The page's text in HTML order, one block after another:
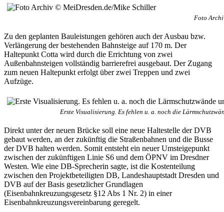
Foto
Zu den geplanten Bauleistungen gehören auch der Ausbau bzw.
Verlängerung der bestehenden Bahnsteige auf 170 m. Der
Haltepunkt Cotta wird durch die Errichtung von zwei
Außenbahnsteigen vollständig barrierefrei ausgebaut. Der Zugang
zum neuen Haltepunkt erfolgt über zwei Treppen und zwei
Aufzüge.
Erste Visualisierung. Es fehlen u. a. noch die
Direkt unter der neuen Brücke soll eine neue Haltestelle der DVB
gebaut werden, an der zukünftig die Straßenbahnen und die Busse
der DVB halten werden. Somit entsteht ein neuer Umsteigepunkt
zwischen der zukünftigen Linie S6 und dem ÖPNV im Dresdner
Westen. Wie eine DB-Sprecherin sagte, ist die Kostenteilung
zwischen den Projektbeteiligten DB, Landeshauptstadt Dresden und
DVB auf der Basis gesetzlicher Grundlagen
(Eisenbahnkreuzungsgesetz §12 Abs 1 Nr. 2) in einer
Eisenbahnkreuzungsvereinbarung geregelt.